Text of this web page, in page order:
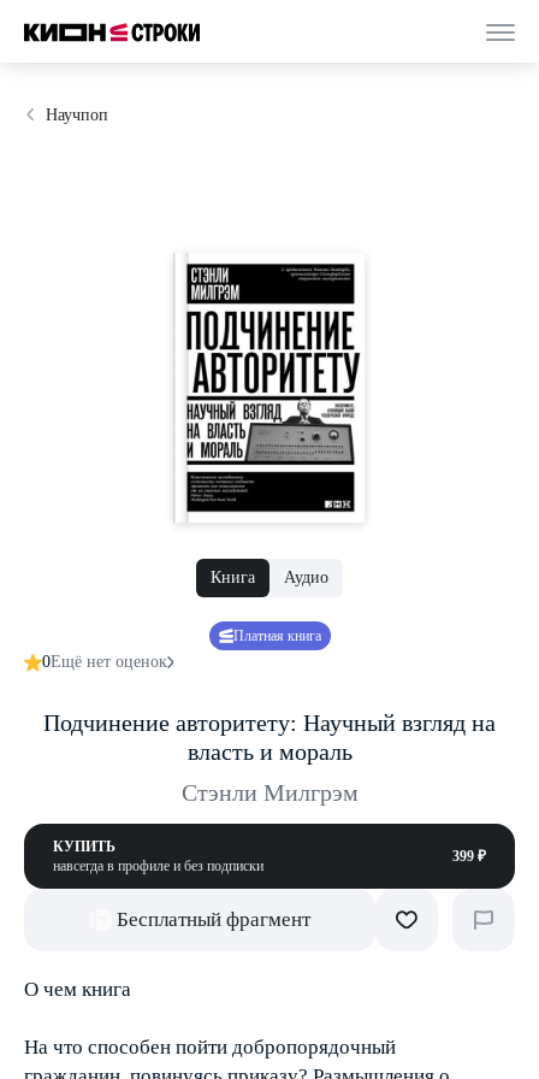
Научпоп
Книга Аудио
Платная книга
0Ещё нет оценок
Подчинение авторитету: Научный взгляд на
власть и мораль
Стэнли Милгрэм
КУПИТЬ
навсегда в профиле и без подписки
399 ₽
Бесплатный фрагмент
О чем книга
На что способен пойти добропорядочный